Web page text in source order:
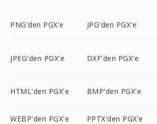
PNG'den PGX'e JPG'den PGX'e
JPEG'den PGX'e DXF'den PGX'e
HTML'den PGX'e BMP'den PGX'e
WEBP'den PGX'e PPTX'den PGX'e